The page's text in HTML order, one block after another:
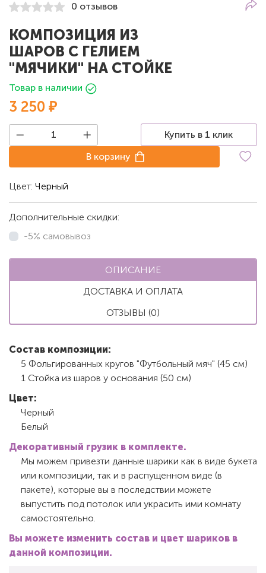
0 отзывов
КОМПОЗИЦИЯ ИЗ
ШАРОВ С ГЕЛИЕМ
"МЯЧИКИ" НА СТОЙКЕ
Товар в наличии
3 250 ₽
Купить в 1 клик
В корзину
Цвет: Черный
Дополнительные скидки:
-5% самовывоз
ОПИСАНИЕ
ДОСТАВКА И ОПЛАТА
ОТЗЫВЫ (0)
Состав композиции:
5 Фольгированных кругов "Футбольный мяч" (45 см)
1 Стойка из шаров у основания (50 см)
Цвет:
Черный
Белый
Декоративный грузик в комплекте.
Мы можем привезти данные шарики как в виде букета
или композиции, так и в распущенном виде (в
пакете), которые вы в последствии можете
выпустить под потолок или украсить ими комнату
самостоятельно.
Вы можете изменить состав и цвет шариков в
данной композиции.